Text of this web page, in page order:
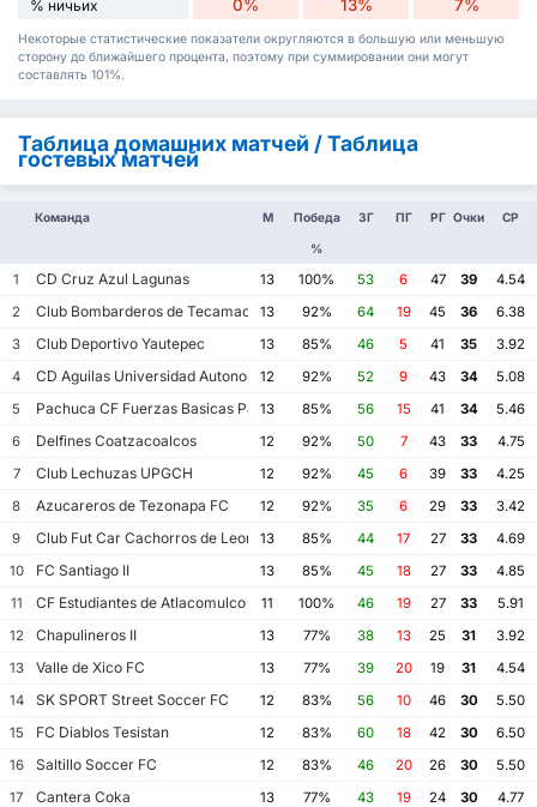
% ничьих 0% 13% 7%
Некоторые статистические показатели округляются в большую или меньшую
сторону до ближайшего процента, поэтому при суммировании они могут
составлять 101%.
Таблица домашних матчей / Таблица
гостевых матчей
Команда М Победа
%
ЗГ ПГ РГ Очки СР
1 CD Cruz Azul Lagunas 13 100% 53 6 47 39
4.54
2
Club Bombarderos de Tecamac 13 92% 64 19 45 36
6.38
3
Club Deportivo Yautepec 13 85% 46 5 41 35
3.92
4
CD Aguilas Universidad Autonoma de Guerrero
12 92% 52 9 43 34
5.08
5
Pachuca CF Fuerzas Basicas Pachuca CF III
13 85% 56 15 41 34
5.46
6
Delfines Coatzacoalcos 12 92% 50 7 43 33
4.75
7
Club Lechuzas UPGCH 12 92% 45 6 39 33
4.25
8
Azucareros de Tezonapa FC 12 92% 35 6 29 33
3.42
9
Club Fut Car Cachorros de Leon 13 85% 44 17 27 33
4.69
10
FC Santiago II 13 85% 45 18 27 33
4.85
11
CF Estudiantes de Atlacomulco 11 100% 46 19 27 33
5.91
12
Chapulineros II 13 77% 38 13 25 31
3.92
13
Valle de Xico FC 13 77% 39 20 19 31
4.54
14
SK SPORT Street Soccer FC 12 83% 56 10 46 30
5.50
15
FC Diablos Tesistan 12 83% 60 18 42 30
6.50
16
Saltillo Soccer FC 12 83% 46 20 26 30
5.50
17
Cantera Coka 13 77% 43 19 24 30
4.77